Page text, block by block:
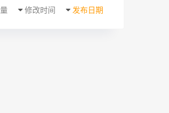
发布日期
修改时间